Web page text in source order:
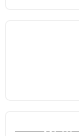
33门店